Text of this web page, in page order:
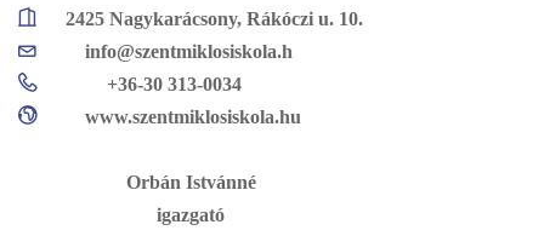
2425 Nagykarácsony, Rákóczi u. 10.
info@szentmiklosiskola.h
+36-30 313-0034
www.szentmiklosiskola.hu
Orbán Istvánné
igazgató